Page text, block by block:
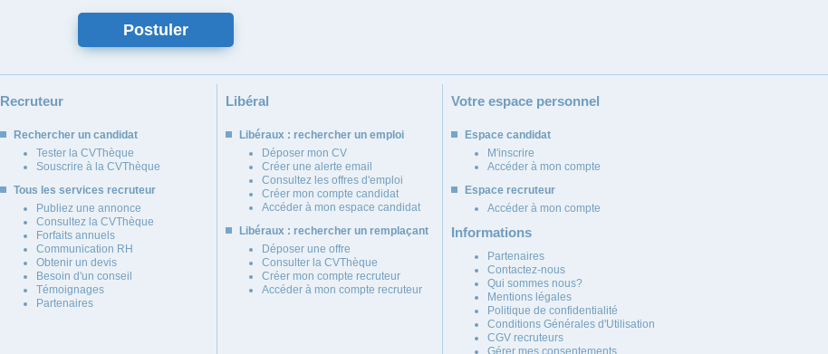
Recruteur
Rechercher un candidat
Tester la CVThèque
Souscrire à la CVThèque
Tous les services recruteur
Publiez une annonce
Consultez la CVThèque
Forfaits annuels
Communication RH
Obtenir un devis
Besoin d'un conseil
Témoignages
Partenaires
Libéral
Libéraux : rechercher un emploi
Déposer mon CV
Créer une alerte email
Consultez les offres d'emploi
Créer mon compte candidat
Accéder à mon espace candidat
Libéraux : rechercher un remplaçant
Déposer une offre
Consulter la CVThèque
Créer mon compte recruteur
Accéder à mon compte recruteur
Votre espace personnel
Espace candidat
M'inscrire
Accéder à mon compte
Espace recruteur
Accéder à mon compte
Informations
Partenaires
Contactez-nous
Qui sommes nous?
Mentions légales
Politique de confidentialité
Conditions Générales d'Utilisation
CGV recruteurs
Gérer mes consentements